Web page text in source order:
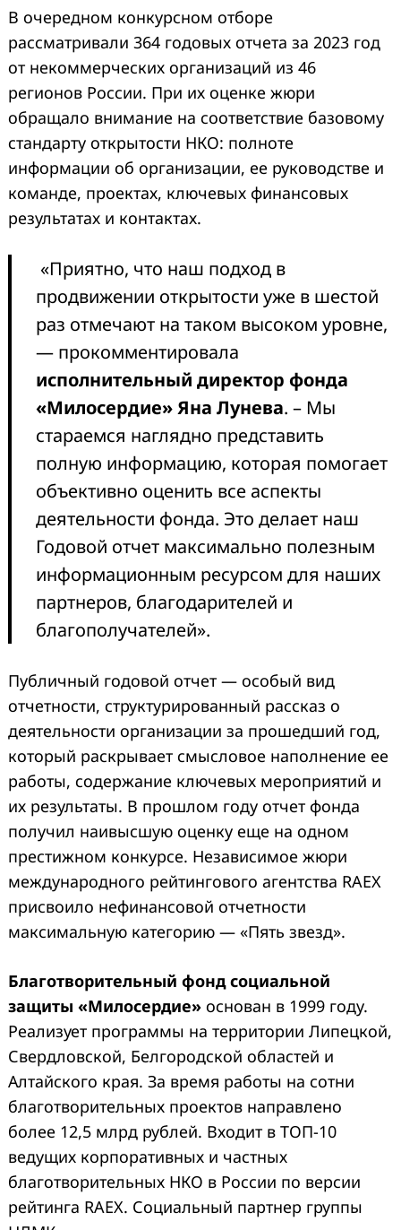
В очередном конкурсном отборе
рассматривали 364 годовых отчета за 2023 год
от некоммерческих организаций из 46
регионов России. При их оценке жюри
обращало внимание на соответствие базовому
стандарту открытости НКО: полноте
информации об организации, ее руководстве и
команде, проектах, ключевых финансовых
результатах и контактах.
«Приятно, что наш подход в
продвижении открытости уже в шестой
раз отмечают на таком высоком уровне,
— прокомментировала
исполнительный директор фонда
«Милосердие» Яна Лунева. – Мы
стараемся наглядно представить
полную информацию, которая помогает
объективно оценить все аспекты
деятельности фонда. Это делает наш
Годовой отчет максимально полезным
информационным ресурсом для наших
партнеров, благодарителей и
благополучателей».
Публичный годовой отчет — особый вид
отчетности, структурированный рассказ о
деятельности организации за прошедший год,
который раскрывает смысловое наполнение ее
работы, содержание ключевых мероприятий и
их результаты. В прошлом году отчет фонда
получил наивысшую оценку еще на одном
престижном конкурсе. Независимое жюри
международного рейтингового агентства RAEX
присвоило нефинансовой отчетности
максимальную категорию — «Пять звезд».
Благотворительный фонд социальной
защиты «Милосердие» основан в 1999 году.
Реализует программы на территории Липецкой,
Свердловской, Белгородской областей и
Алтайского края. За время работы на сотни
благотворительных проектов направлено
более 12,5 млрд рублей. Входит в ТОП-10
ведущих корпоративных и частных
благотворительных НКО в России по версии
рейтинга RAEX. Социальный партнер группы